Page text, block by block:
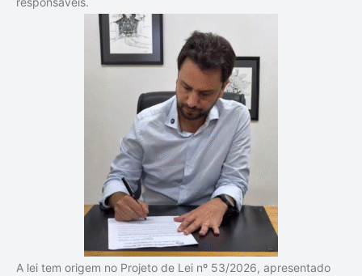
A lei tem origem no Projeto de Lei nº 53/2026, apresentado